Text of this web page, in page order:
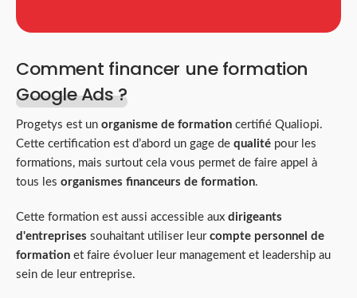
Comment financer une formation
Google Ads ?
Progetys est un organisme de formation certifié Qualiopi.
Cette certification est d’abord un gage de qualité pour les
formations, mais surtout cela vous permet de faire appel à
tous les organismes financeurs de formation.
Cette formation est aussi accessible aux dirigeants
d'entreprises souhaitant utiliser leur compte personnel de
formation et faire évoluer leur management et leadership au
sein de leur entreprise.